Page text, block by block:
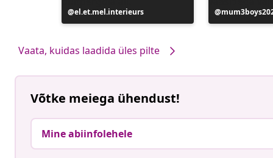
Postitus
avaldatud
el.et.mel.interieurs
Postitus
avaldatud
Vaata, kuidas laadida üles pilte
Võtke meiega ühendust!
Mine abiinfolehele